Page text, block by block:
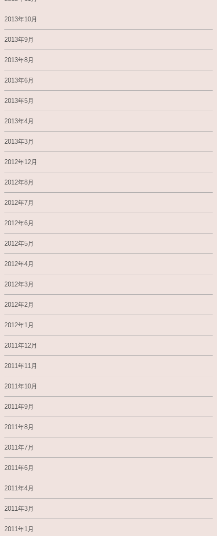
2013年10月
2013年9月
2013年8月
2013年6月
2013年5月
2013年4月
2013年3月
2012年12月
2012年8月
2012年7月
2012年6月
2012年5月
2012年4月
2012年3月
2012年2月
2012年1月
2011年12月
2011年11月
2011年10月
2011年9月
2011年8月
2011年7月
2011年6月
2011年4月
2011年3月
2011年1月